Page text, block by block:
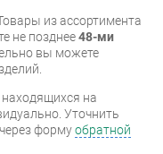
из ассортимента
не позднее48-ми
вы можете
находящихся на
Уточнить
формуобратной